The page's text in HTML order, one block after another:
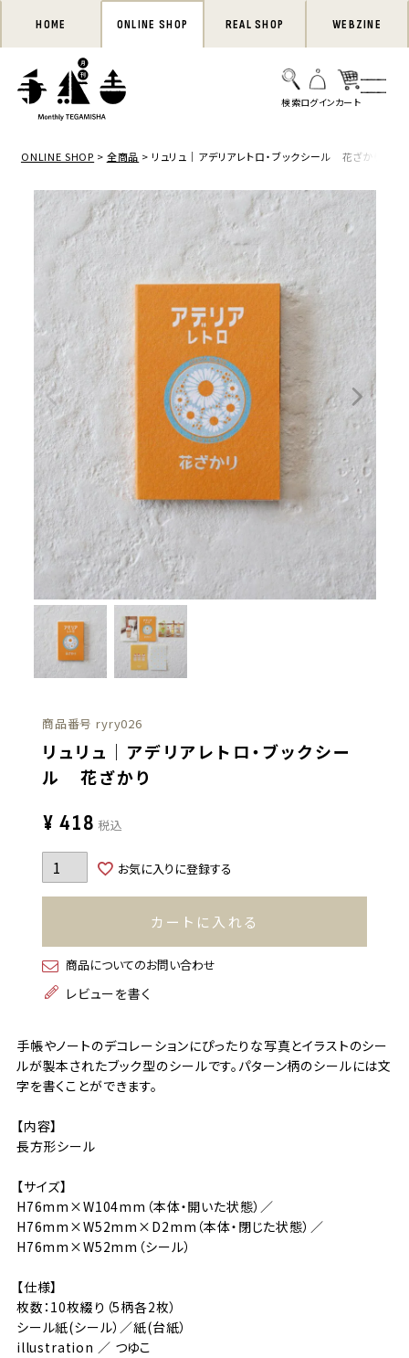
HOME ONLINE SHOP REAL SHOP WEBZINE
ONLINE SHOP 全商品 リュリュ｜アデリアレトロ・ブックシール 花ざかり
商品番号 ryry026
リュリュ｜アデリアレトロ・ブックシー
ル 花ざかり
¥ 418 税込
お気に入りに登録する
カートに入れる
商品についてのお問い合わせ
レビューを書く
手帳やノートのデコレーションにぴったりな写真とイラストのシー
ルが製本されたブック型のシールです。パターン柄のシールには文
字を書くことができます。
【内容】
長方形シール
【サイズ】
H76mm×W104mm（本体・開いた状態）／
H76mm×W52mm×D2mm（本体・閉じた状態）／
H76mm×W52mm（シール）
【仕様】
枚数：10枚綴り（5柄各2枚）
シール紙(シール）／紙(台紙）
illustration ／ つゆこ